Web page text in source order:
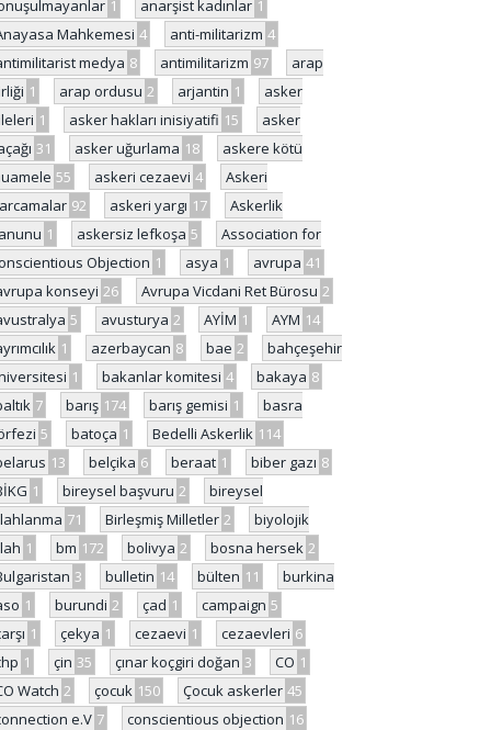
1 anarşist kadınlar 1
Mahkemesi 4 anti-militarizm 4
medya 8 antimilitarizm 97
arap
1 arap ordusu 2 arjantin 1
asker
1 asker hakları inisiyatifi 15
asker
31 asker uğurlama 18
askere kötü
55 askeri cezaevi 4
Askeri
92 askeri yargı 17
Askerlik
1 askersiz lefkoşa 5
Association for
Objection 1 asya 1 avrupa 41
konseyi 26 Avrupa Vicdani Ret Bürosu 2
5 avusturya 2 AYİM 1 AYM 14
1 azerbaycan 8 bae 2
bahçeşehir
1 bakanlar komitesi 4 bakaya 8
7 barış 174 barış gemisi 1
basra
5 batoça 1 Bedelli Askerlik 114
13 belçika 6 beraat 1 biber gazı 8
1 bireysel başvuru 2
bireysel
71 Birleşmiş Milletler 2
biyolojik
1 bm 172 bolivya 2 bosna hersek 2
3 bulletin 14 bülten 11
burkina
1 burundi 2 çad 1 campaign 5
1 çekya 1 cezaevi 1 cezaevleri 6
1 çin 35 çınar koçgiri doğan 3 CO 1
Watch 2 çocuk 150 Çocuk askerler 45
e.V 7 conscientious objection 16